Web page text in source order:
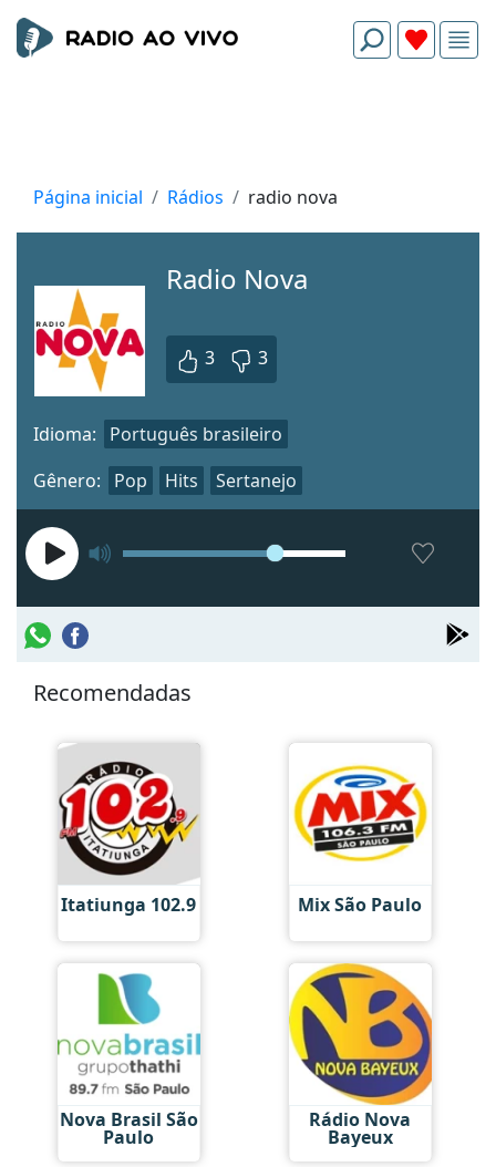
Página inicial Rádios radio nova
Radio Nova
3 3
Gênero: Pop Hits Sertanejo
Idioma: Português brasileiro
Recomendadas
Itatiunga 102.9 Mix São Paulo
Nova Brasil São
Paulo
Rádio Nova
Bayeux